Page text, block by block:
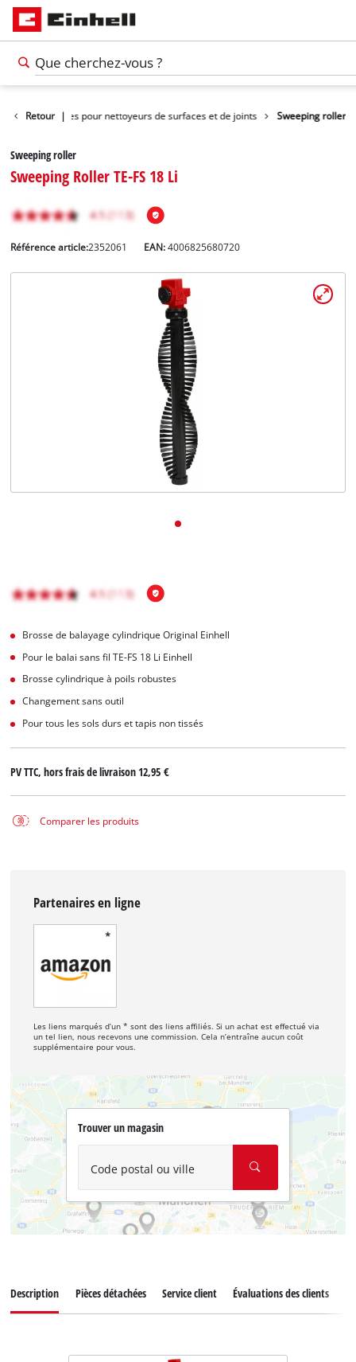
Retour |
Accessoires pour nettoyeurs de surfaces et de joints Sweeping roller
Sweeping roller
Sweeping Roller TE-FS 18 Li
Référence article:2352061 EAN:4006825680720
Brosse de balayage cylindrique Original Einhell
Pour le balai sans fil TE-FS 18 Li Einhell
Brosse cylindrique à poils robustes
Changement sans outil
Pour tous les sols durs et tapis non tissés
PV TTC, hors frais de livraison12,95 €
Comparer les produits
Partenaires en ligne
Les liens marqués d’un * sont des liens affiliés. Si un achat est effectué via
un tel lien, nous recevons une commission. Cela n’entraîne aucun coût
supplémentaire pour vous.
Trouver un magasin
Code postal ou ville
Description Pièces détachées Service client Évaluations des clients